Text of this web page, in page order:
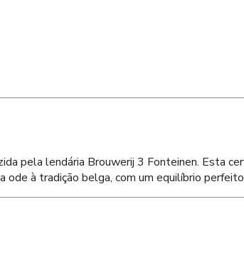
pela lendária Brouwerij 3 Fonteinen. Esta
ode à tradição belga, com um equilíbrio